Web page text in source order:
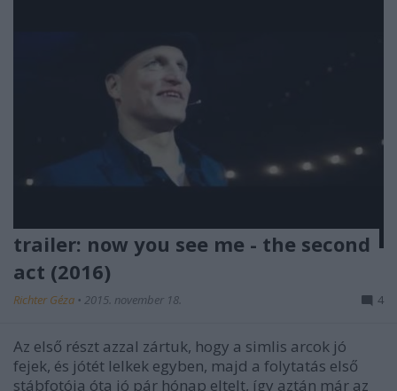
trailer: now you see me - the second
act (2016)
Richter Géza • 2015. november 18. 4
Az első részt azzal zártuk, hogy a simlis arcok jó
fejek, és jótét lelkek egyben, majd a folytatás első
stábfotója óta jó pár hónap eltelt, így aztán már az